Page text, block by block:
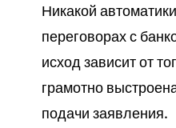
Никакой
переговорах с
исход зависит от
грамотно
подачи заявления.